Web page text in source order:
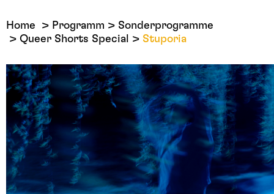
Home Programm
Sonderprogramme
Queer Shorts Special
Stuporia